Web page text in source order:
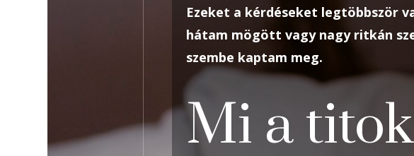
Ezeket a kérdéseket legtöbbször
hátam mögött vagy nagy ritkán
szembe kaptam meg.
Mi a